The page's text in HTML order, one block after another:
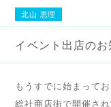
北山 恵理
イベント出店のお
もうすでに始まって
総社商店街で開催さ